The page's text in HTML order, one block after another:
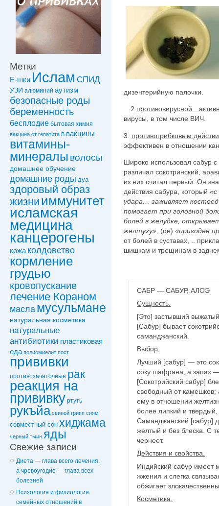
Метки
Е-шки Ислам СПИД
УЗИ алюминий аутизм
безопасные роды
беременность
бесплодие бытовая химия
вакцинa от гепатита В вакцины
витамины-
минералы волосы
домашнее обучение
домашние роды дуа
здоровый образ
жизни иммунитет
исламская
медицина
канцерогены
кожа колдовствo
кормление
грудью
кровопускание
лечение Кораном
масла мусульмане
натуральная косметика
натуральные
антибиотики пластиковая
еда полиомиелит пост
прививки
противозачаточные рак
реакция на
прививку ртуть
рукъйа свиной грипп сиям
совместный сон хиджама
черный тмин яды
Свежие записи
Диета — глава всего лечения,
а чревоугодие — глава всех
болезней
Психология и физиология
семейных отношений в
дизентерийную палочки.
2.противовирусной
вирусы, в том числе ВИЧ.
3. противогрибковым
эффективен в отношении
Широко использовал сабур
различал сокотринский,
из них считал первый. Он
действия сабура, который
удара… заживляет
помогает при головной
болей в желудке,
желтуху», (он) «пригоден
от болей в суставах, ..
шишкам и трещинам в
САБР — САБУР, АЛОЭ
Сущность.
[Это] застывший
[Сабур] бывает
саманджанский.
Выбор.
Лучший [сабур] — это
соку шафрана, а запах
[Сокотрийский сабур]
свободный от камешков;
ему в отношении
более липкий и твердый,
Саманджанский [сабур]
желтый и без блеска. С
чернеет.
Действия и свойства.
Индийский сабур имеет
жжения и слегка
обжигает
Косметика.